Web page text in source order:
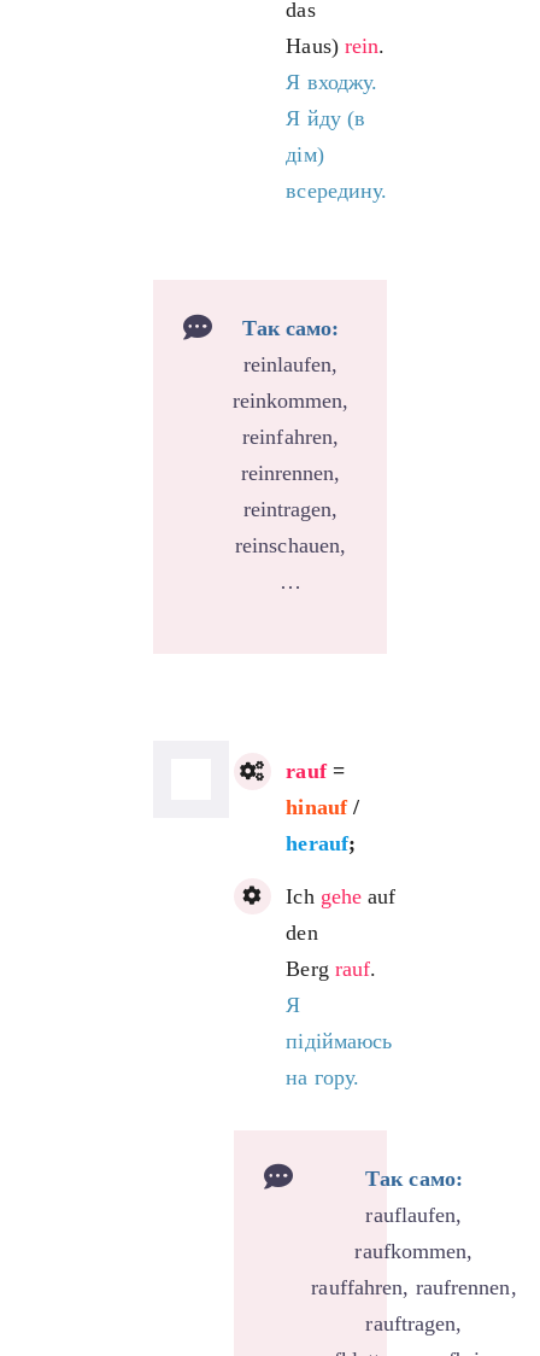
das
Haus) rein.
Я входжу.
Я йду (в
дім)
всередину.
Так само:
reinlaufen,
reinkommen,
reinfahren,
reinrennen,
reintragen,
reinschauen,
…
rauf=
hinauf/
herauf;
Ich gehe auf
den
Berg rauf.
Я
підіймаюсь
на гору.
Так само:
rauflaufen,
raufkommen,
rauffahren, raufrennen,
rauftragen,